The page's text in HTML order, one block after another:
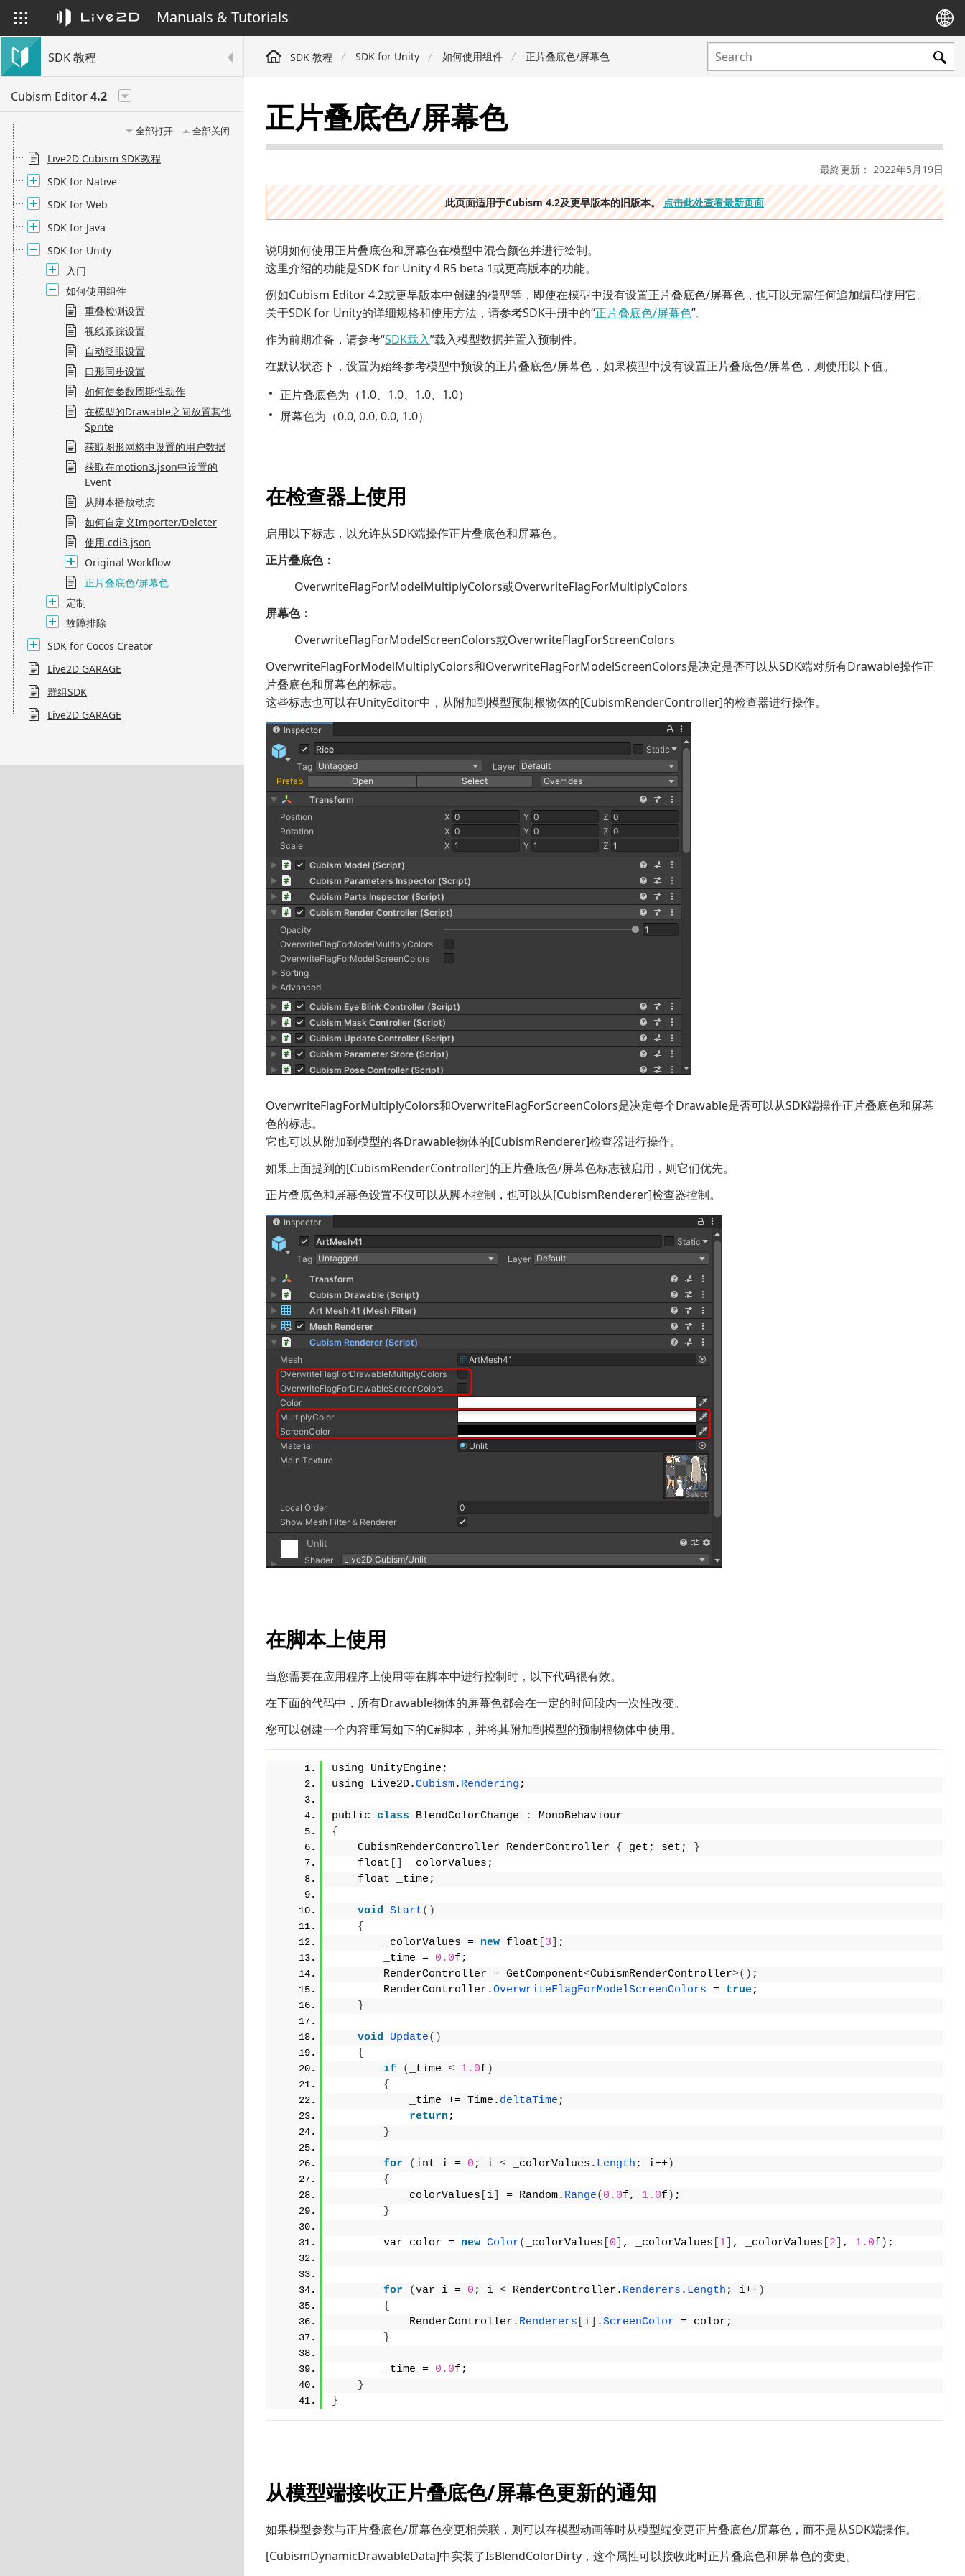
Manuals & Tutorials
SDK 教程
Cubism Editor4.2
全部打开 全部关闭
Live2D Cubism SDK教程
SDK for Native
SDK for Web
SDK for Java
SDK for Unity
入门
如何使用组件
重叠检测设置
视线跟踪设置
自动眨眼设置
口形同步设置
如何使参数周期性动作
在模型的Drawable之间放置其他
Sprite
获取图形网格中设置的用户数据
获取在motion3.json中设置的
Event
从脚本播放动态
如何自定义Importer/Deleter
使用.cdi3.json
Original Workflow
正片叠底色/屏幕色
定制
故障排除
SDK for Cocos Creator
Live2D GARAGE
群组SDK
Live2D GARAGE
SDK 教程 SDK for Unity 如何使用组件 正片叠底色/屏幕色
正片叠底色/屏幕色
最終更新： 2022年5月19日
此页面适用于Cubism 4.2及更早版本的旧版本。点击此处查看最新页面
说明如何使用正片叠底色和屏幕色在模型中混合颜色并进行绘制。
这里介绍的功能是SDK for Unity 4 R5 beta 1或更高版本的功能。
例如Cubism Editor 4.2或更早版本中创建的模型等，即使在模型中没有设置正片叠底色/屏幕色，也可以无需任何追加编码使用它。
关于SDK for Unity的详细规格和使用方法，请参考SDK手册中的“正片叠底色/屏幕色”。
作为前期准备，请参考“SDK载入”载入模型数据并置入预制件。
在默认状态下，设置为始终参考模型中预设的正片叠底色/屏幕色，如果模型中没有设置正片叠底色/屏幕色，则使用以下值。
正片叠底色为（1.0、1.0、1.0、1.0）
屏幕色为（0.0, 0.0, 0.0, 1.0）
在检查器上使用
启用以下标志，以允许从SDK端操作正片叠底色和屏幕色。
正片叠底色：
OverwriteFlagForModelMultiplyColors或OverwriteFlagForMultiplyColors
屏幕色：
OverwriteFlagForModelScreenColors或OverwriteFlagForScreenColors
OverwriteFlagForModelMultiplyColors和OverwriteFlagForModelScreenColors是决定是否可以从SDK端对所有Drawable操作正
片叠底色和屏幕色的标志。
这些标志也可以在UnityEditor中，从附加到模型预制根物体的[CubismRenderController]的检查器进行操作。
OverwriteFlagForMultiplyColors和OverwriteFlagForScreenColors是决定每个Drawable是否可以从SDK端操作正片叠底色和屏幕
色的标志。
它也可以从附加到模型的各Drawable物体的[CubismRenderer]检查器进行操作。
如果上面提到的[CubismRenderController]的正片叠底色/屏幕色标志被启用，则它们优先。
正片叠底色和屏幕色设置不仅可以从脚本控制，也可以从[CubismRenderer]检查器控制。
在脚本上使用
当您需要在应用程序上使用等在脚本中进行控制时，以下代码很有效。
在下面的代码中，所有Drawable物体的屏幕色都会在一定的时间段内一次性改变。
您可以创建一个内容重写如下的C#脚本，并将其附加到模型的预制根物体中使用。
using UnityEngine;
using Live2D.Cubism. Rendering ;
public class BlendColorChange :
MonoBehaviour
{
    CubismRenderController RenderController
{ get; set;
}
    float
_colorValues;
    float _time;
void Start()
{
        _colorValues =
new float 3
;
        _time =
0.0f;
        RenderController = GetComponent
<CubismRenderController>() ;
        RenderController.
OverwriteFlagForModelScreenColors = true;
}
void Update()
{
if
( _time < 1.0f )
{
            _time += Time.
deltaTime ;
return;
}
for ( int i = 0 ; i < _colorValues. Length ; i++)
{
           _colorValues
i = Random. Range( 0.0f, 1.0f ) ;
}
        var color =
new Color( _colorValues 0 , _colorValues 1 , _colorValues 2 , 1.0f ) ;
for (var i = 0 ; i < RenderController. Renderers . Length ; i++)
{
            RenderController.
Renderers i .ScreenColor = color;
}
        _time =
0.0f;
}
}
从模型端接收正片叠底色/屏幕色更新的通知
如果模型参数与正片叠底色/屏幕色变更相关联，则可以在模型动画等时从模型端变更正片叠底色/屏幕色，而不是从SDK端操作。
[CubismDynamicDrawableData]中实装了IsBlendColorDirty，这个属性可以接收此时正片叠底色和屏幕色的变更。